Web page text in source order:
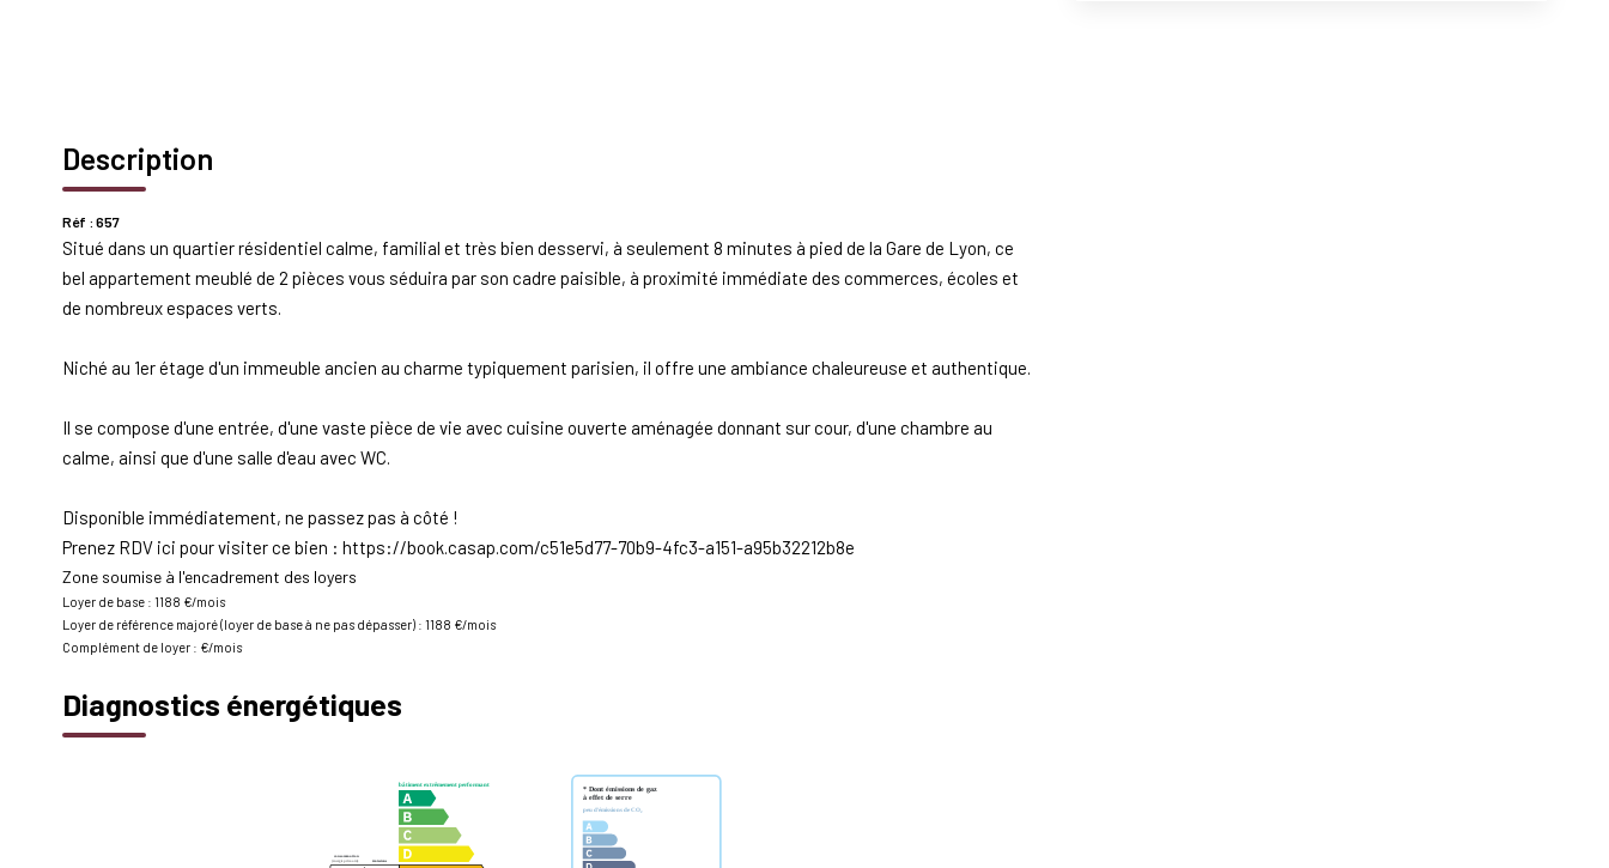
Description
Réf : 657
Situé dans un quartier résidentiel calme, familial et très bien desservi, à seulement 8 minutes à pied de la Gare de Lyon, ce
bel appartement meublé de 2 pièces vous séduira par son cadre paisible, à proximité immédiate des commerces, écoles et
de nombreux espaces verts.
Niché au 1er étage d'un immeuble ancien au charme typiquement parisien, il offre une ambiance chaleureuse et authentique.
Il se compose d'une entrée, d'une vaste pièce de vie avec cuisine ouverte aménagée donnant sur cour, d'une chambre au
calme, ainsi que d'une salle d'eau avec WC.
Disponible immédiatement, ne passez pas à côté !
Prenez RDV ici pour visiter ce bien : https://book.casap.com/c51e5d77-70b9-4fc3-a151-a95b32212b8e
Zone soumise à l'encadrement des loyers
Loyer de base : 1188 €/mois
Loyer de référence majoré (loyer de base à ne pas dépasser) : 1188 €/mois
Complément de loyer : €/mois
Diagnostics énergétiques